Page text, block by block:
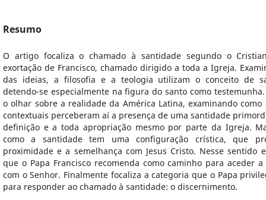
Resumo
O artigo focaliza o chamado à santidade segundo o
exortação de Francisco, chamado dirigido a toda a Igreja.
das ideias, a filosofia e a teologia utilizam o conceito de
detendo-se especialmente na figura do santo como
o olhar sobre a realidade da América Latina, examinando como
contextuais perceberam aí a presença de uma santidade
definição e a toda apropriação mesmo por parte da Igreja.
como a santidade tem uma configuração crística, que
proximidade e a semelhança com Jesus Cristo. Nesse sentido
que o Papa Francisco recomenda como caminho para aceder
com o Senhor. Finalmente focaliza a categoria que o Papa
para responder ao chamado à santidade: o discernimento.